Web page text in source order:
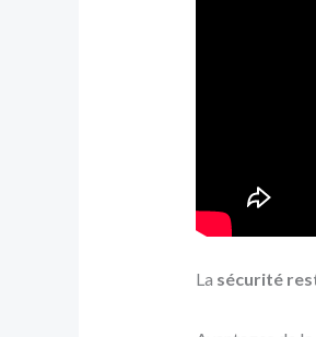
La sécurité